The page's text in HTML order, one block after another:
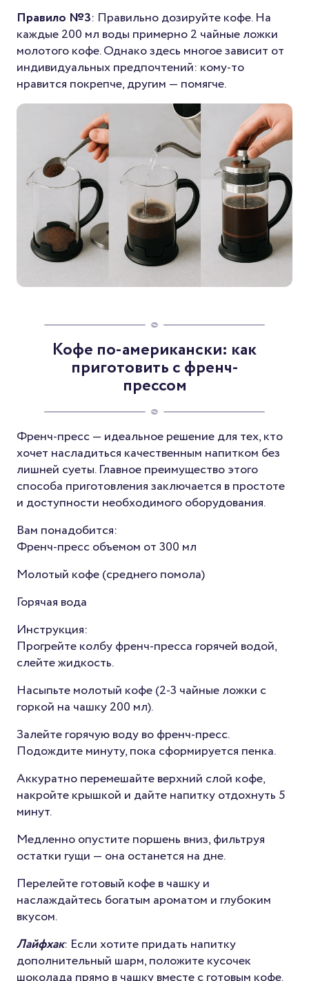
Правило №3: Правильно дозируйте кофе. На
каждые 200 мл воды примерно 2 чайные ложки
молотого кофе. Однако здесь многое зависит от
индивидуальных предпочтений: кому-то
нравится покрепче, другим — помягче.
Кофе по-американски: как
приготовить с френч-
прессом
Френч-пресс — идеальное решение для тех, кто
хочет насладиться качественным напитком без
лишней суеты. Главное преимущество этого
способа приготовления заключается в простоте
и доступности необходимого оборудования.
Вам понадобится:
Френч-пресс объемом от 300 мл
Молотый кофе (среднего помола)
Горячая вода
Инструкция:
Прогрейте колбу френч-пресса горячей водой,
слейте жидкость.
Насыпьте молотый кофе (2-3 чайные ложки с
горкой на чашку 200 мл).
Залейте горячую воду во френч-пресс.
Подождите минуту, пока сформируется пенка.
Аккуратно перемешайте верхний слой кофе,
накройте крышкой и дайте напитку отдохнуть 5
минут.
Медленно опустите поршень вниз, фильтруя
остатки гущи — она останется на дне.
Перелейте готовый кофе в чашку и
наслаждайтесь богатым ароматом и глубоким
вкусом.
Лайфхак: Если хотите придать напитку
дополнительный шарм, положите кусочек